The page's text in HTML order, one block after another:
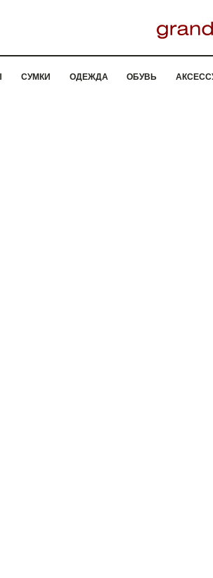
СУМКИ ОДЕЖДА ОБУВЬ